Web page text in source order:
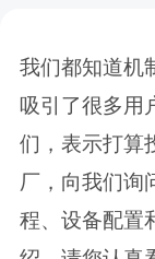
我们都知道机
吸引了很多用
们，表示打算
厂，向我们询
程、设备配置